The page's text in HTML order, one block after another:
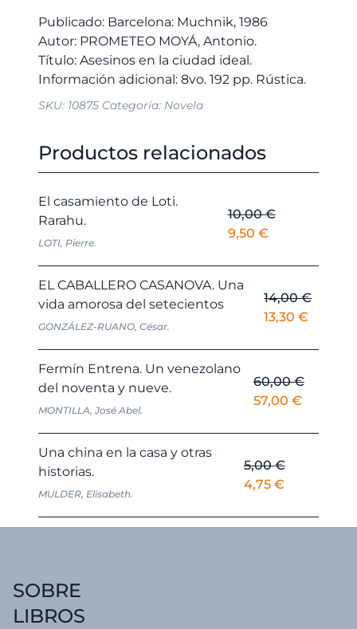
Publicado: Barcelona: Muchnik, 1986
Autor: PROMETEO MOYÁ, Antonio.
Título: Asesinos en la ciudad ideal.
SKU: 10875 Categoría: Novela
Productos relacionados
El casamiento de Loti.
Rarahu.
LOTI, Pierre.
10,00€
El
original
era:
10,00 €.
9,50 €El
actual
es:
9,50 €.
EL CABALLERO CASANOVA. Una
vida amorosa del setecientos
GONZÁLEZ-RUANO, César.
14,00€
El
original
era:
14,00 €.
13,30€
actual
Fermín Entrena. Un venezolano
del noventa y nueve.
MONTILLA, José Abel.
60,00€
El
original
era:
60,00 €.
57,00€
actual
Una china en la casa y otras
historias.
MULDER, Elisabeth.
5,00€
El
original
4,75 €El
actual
SOBRE
LIBROS